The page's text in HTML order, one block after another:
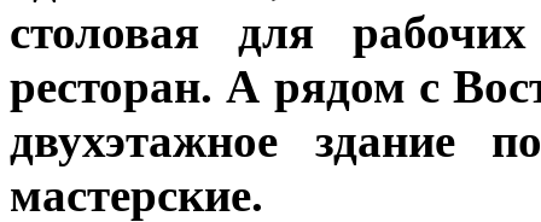
столовая для
ресторан. А рядом с
двухэтажное здание
мастерские.